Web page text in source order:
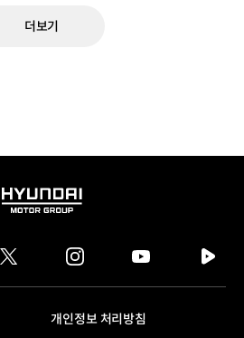
더보기
HYUNDAI
GROUP
twitter instagram
tv
개인정보 처리방침